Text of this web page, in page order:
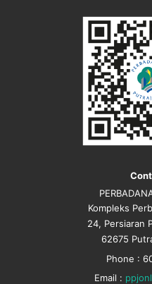
Kompleks
24, Persiaran
62675
Phone :
Email :